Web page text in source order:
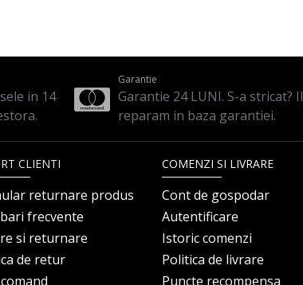
in 14
Garantie
Garantie 24 LUNI. S-a stricat? Il
reparam in baza garantiei.
CLIENTI
returnare produs
frecvente
si returnare
de retur
COMENZI SI LIVRARE
Cont de gospodar
Autentificare
Istoric comenzi
Politica de livrare
Puncte recompensa